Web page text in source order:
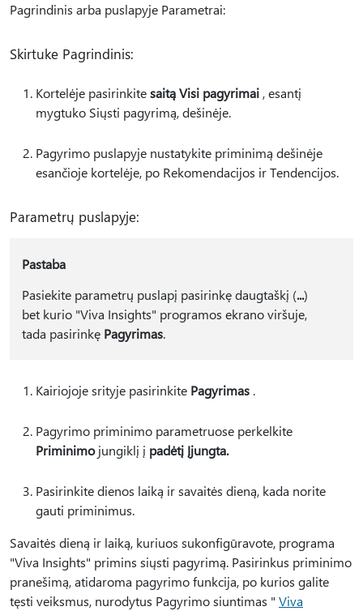
Pagrindinis arba puslapyje Parametrai:
Skirtuke Pagrindinis:
Kortelėje pasirinkitesaitą Visi pagyrimai, esantį
mygtuko Siųsti pagyrimą, dešinėje.
Pagyrimo puslapyje nustatykite priminimą dešinėje
esančioje kortelėje, po Rekomendacijos ir Tendencijos.
Parametrų puslapyje:
Pastaba
Pasiekite parametrų puslapį pasirinkę daugtaškį (...)
bet kurio "Viva Insights" programos ekrano viršuje,
tada pasirinkę Pagyrimas.
Kairiojoje srityje pasirinkite Pagyrimas .
Pagyrimo priminimo parametruose perkelkite
Priminimojungiklį į padėtį Įjungta.
Pasirinkite dienos laiką ir savaitės dieną, kada norite
gauti priminimus.
Savaitės dieną ir laiką, kuriuos sukonfigūravote, programa
"Viva Insights" primins siųsti pagyrimą. Pasirinkus priminimo
pranešimą, atidaroma pagyrimo funkcija, po kurios galite
tęsti veiksmus, nurodytus Pagyrimo siuntimas " Viva